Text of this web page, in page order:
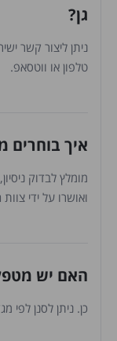
גן?
ניתן ליצור קשר
טלפון או ווטסאפ.
איך בוחרים
מומלץ לבדוק
ואושרו על ידי
האם יש
כן. ניתן לסנן